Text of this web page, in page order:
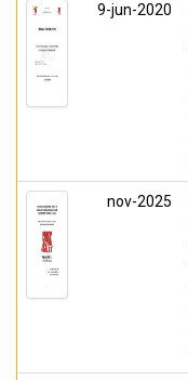
9-jun-2020
nov-2025